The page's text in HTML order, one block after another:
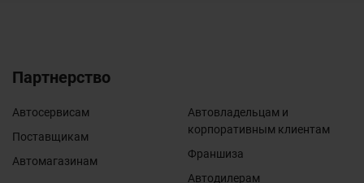
Партнерство
Автосервисам
Поставщикам
Автомагазинам
Автовладельцам и
корпоративным клиентам
Франшиза
Автодилерам